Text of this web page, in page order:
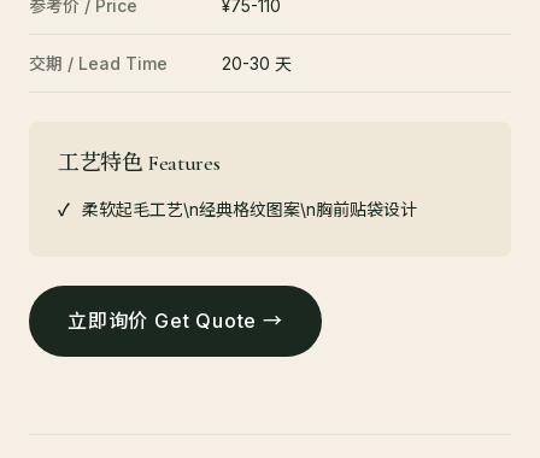
参考价 / Price ¥75-110
交期 / Lead Time 20-30 天
工艺特色 Features
柔软起毛工艺\n经典格纹图案\n胸前贴袋设计
立即询价 Get Quote →